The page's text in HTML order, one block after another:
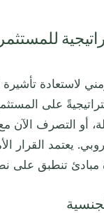
لاستعادة تأشيرة
على
أو التصرف الآن
يعتمد القرار
مبادئ تنطبق على